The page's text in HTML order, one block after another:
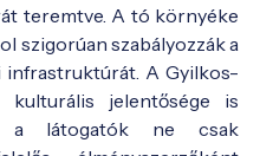
teremtve. A tó környéke
szigorúan szabályozzák a
infrastruktúrát. A Gyilkos-
jelentősége is
a látogatók ne csak